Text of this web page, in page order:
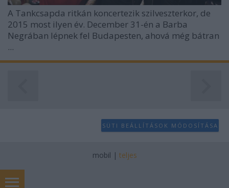
A Tankcsapda ritkán koncertezik szilveszterkor, de
2015 most ilyen év. December 31-én a Barba
Negrában lépnek fel Budapesten, ahová még bátran
...
SÜTI BEÁLLÍTÁSOK MÓDOSÍTÁSA
mobil | teljes